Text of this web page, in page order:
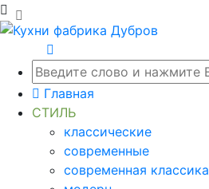
Главная
СТИЛЬ
классические
современные
современная классика